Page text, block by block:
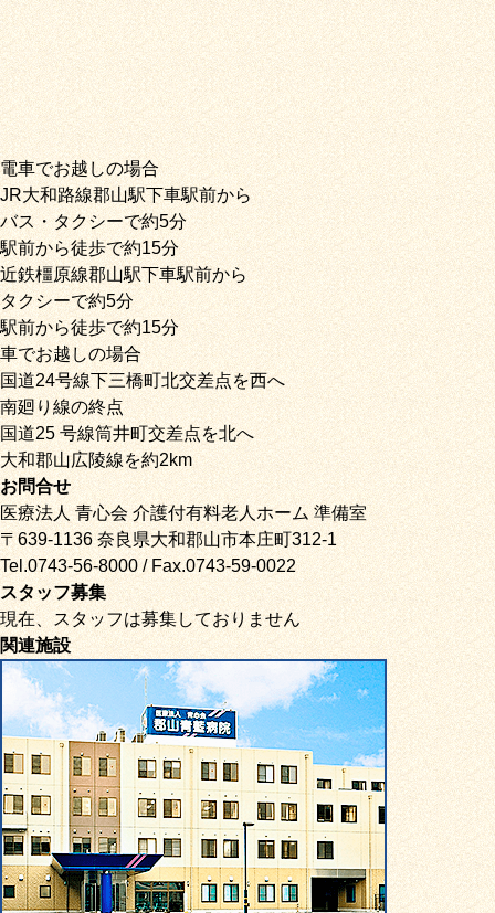
電車でお越しの場合
JR大和路線郡山駅下車駅前から
バス・タクシーで約5分
駅前から徒歩で約15分
近鉄橿原線郡山駅下車駅前から
タクシーで約5分
駅前から徒歩で約15分
車でお越しの場合
国道24号線下三橋町北交差点を西へ
南廻り線の終点
国道25 号線筒井町交差点を北へ
大和郡山広陵線を約2km
お問合せ
医療法人 青心会 介護付有料老人ホーム 準備室
〒639-1136 奈良県大和郡山市本庄町312-1
Tel.0743-56-8000 / Fax.0743-59-0022
スタッフ募集
現在、スタッフは募集しておりません
関連施設